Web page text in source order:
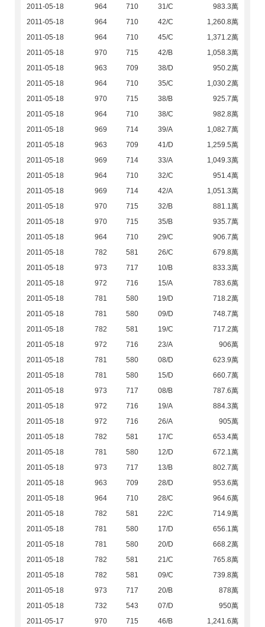
2011-05-18 964 710 31/C
983.3萬
2011-05-18
964 710 42/C
1,260.8萬
2011-05-18
964 710 45/C
1,371.2萬
2011-05-18
970 715 42/B
1,058.3萬
2011-05-18
963 709 38/D
950.2萬
2011-05-18
964 710 35/C
1,030.2萬
2011-05-18
970 715 38/B
925.7萬
2011-05-18
964 710 38/C
982.8萬
2011-05-18
969 714 39/A
1,082.7萬
2011-05-18
963 709 41/D
1,259.5萬
2011-05-18
969 714 33/A
1,049.3萬
2011-05-18
964 710 32/C
951.4萬
2011-05-18
969 714 42/A
1,051.3萬
2011-05-18
970 715 32/B
881.1萬
2011-05-18
970 715 35/B
935.7萬
2011-05-18
964 710 29/C
906.7萬
2011-05-18
782 581 26/C
679.8萬
2011-05-18
973 717 10/B
833.3萬
2011-05-18
972 716 15/A
783.6萬
2011-05-18
781 580 19/D
718.2萬
2011-05-18
781 580 09/D
748.7萬
2011-05-18
782 581 19/C
717.2萬
2011-05-18
972 716 23/A
906萬
2011-05-18
781 580 08/D
623.9萬
2011-05-18
781 580 15/D
660.7萬
2011-05-18
973 717 08/B
787.6萬
2011-05-18
972 716 19/A
884.3萬
2011-05-18
972 716 26/A
905萬
2011-05-18
782 581 17/C
653.4萬
2011-05-18
781 580 12/D
672.1萬
2011-05-18
973 717 13/B
802.7萬
2011-05-18
963 709 28/D
953.6萬
2011-05-18
964 710 28/C
964.6萬
2011-05-18
782 581 22/C
714.9萬
2011-05-18
781 580 17/D
656.1萬
2011-05-18
781 580 20/D
668.2萬
2011-05-18
782 581 21/C
765.8萬
2011-05-18
782 581 09/C
739.8萬
2011-05-18
973 717 20/B
878萬
2011-05-18
732 543 07/D
950萬
2011-05-17
970 715 46/B
1,241.6萬